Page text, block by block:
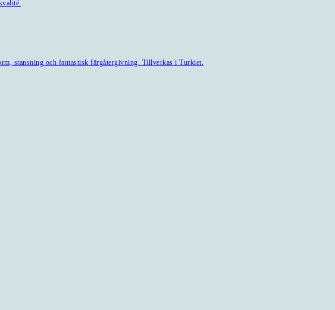
stansning och fantastisk färgåtergivning. Tillverkas i Turkiet.